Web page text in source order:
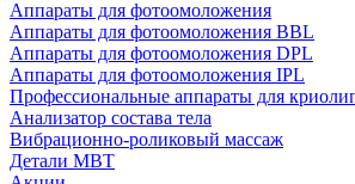
Аппараты для фотоомоложения
Аппараты для фотоомоложения BBL
Аппараты для фотоомоложения DPL
Аппараты для фотоомоложения IPL
Профессиональные аппараты для
Анализатор состава тела
Вибрационно-роликовый массаж
Детали MBT